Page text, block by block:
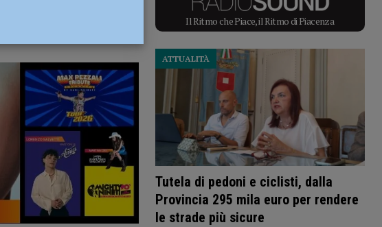
Il Ritmo che Piace, il Ritmo di Piacenza
Tutela di pedoni e ciclisti, dalla
Provincia 295 mila euro per rendere
le strade più sicure
ATTUALITÀ